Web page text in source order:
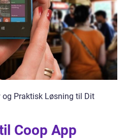
og Praktisk Løsning til Dit
Coop App